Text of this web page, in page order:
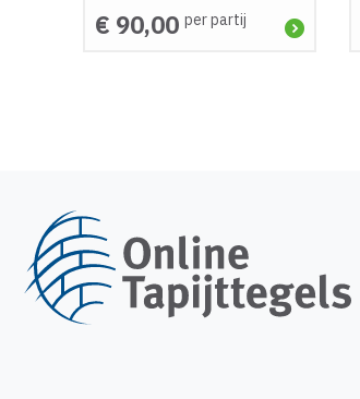
€ 90,00 per partij